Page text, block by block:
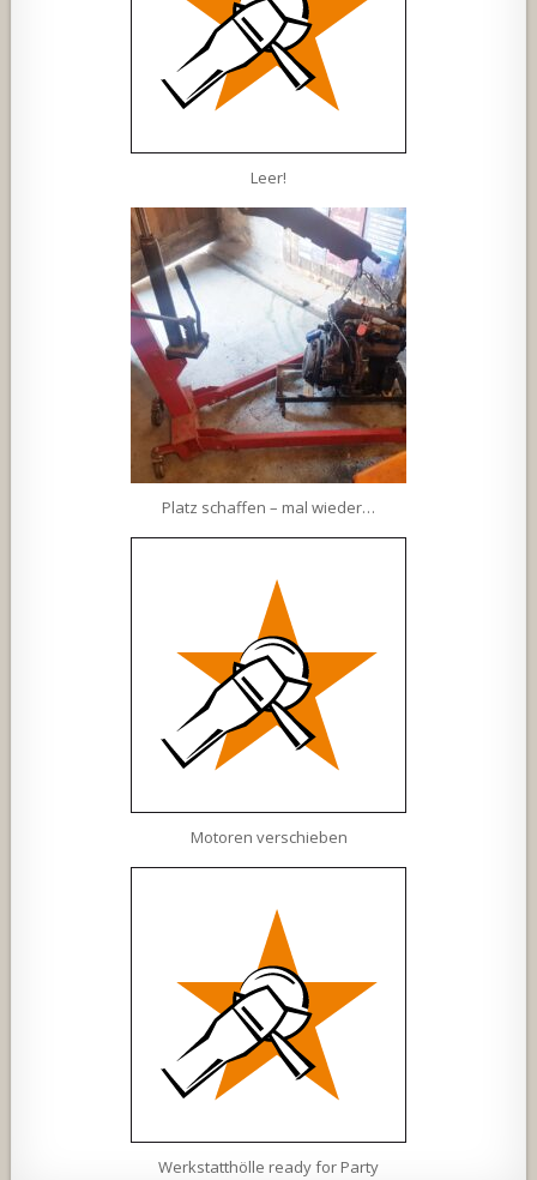
Leer!
Platz schaffen – mal wieder…
Motoren verschieben
Werkstatthölle ready for Party